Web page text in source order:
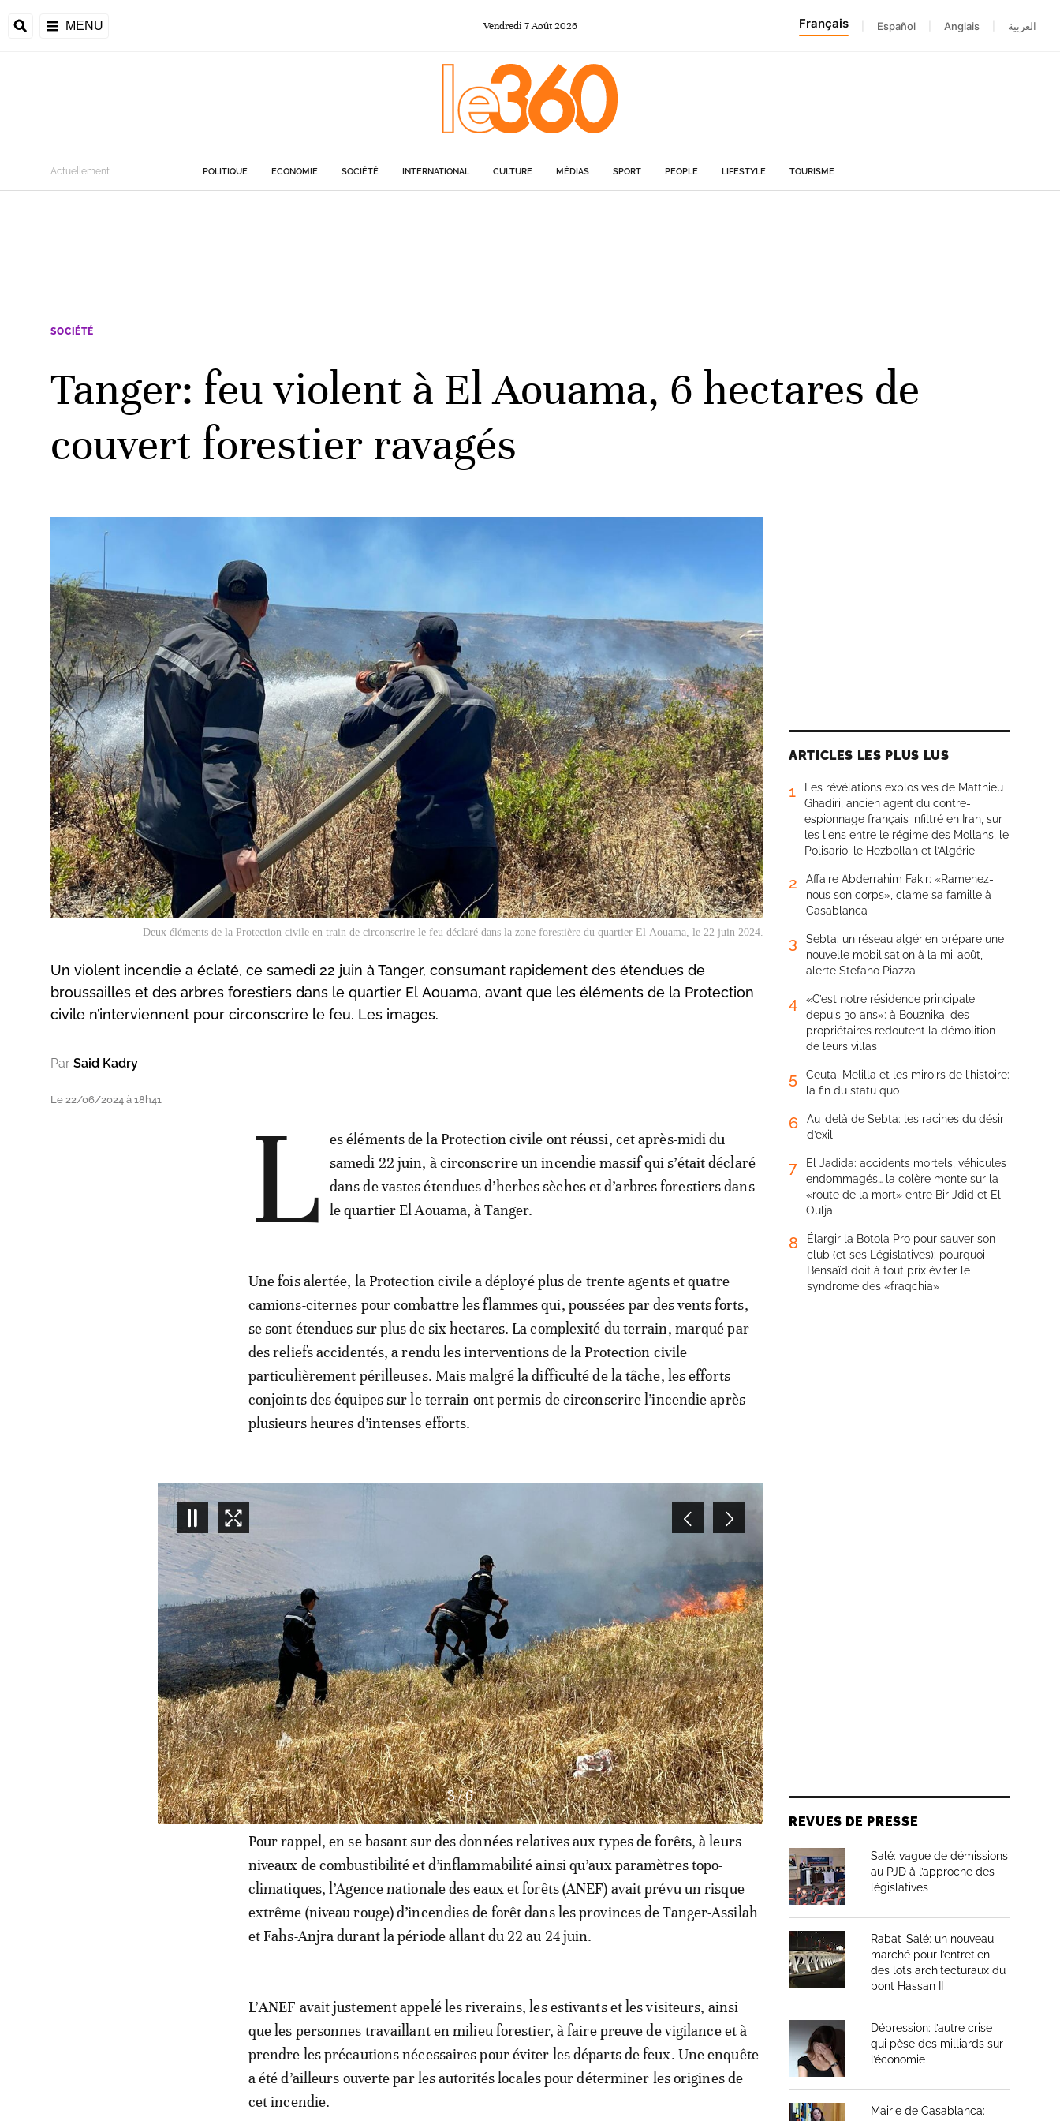
MENU Vendredi 7Août 2026 Français Español Anglais العربية
Actuellement POLITIQUE ECONOMIE SOCIÉTÉ INTERNATIONAL CULTURE MÉDIAS SPORT PEOPLE LIFESTYLE TOURISME
SOCIÉTÉ
Tanger: feu violent à El Aouama, 6 hectares de
couvert forestier ravagés
Deux éléments de la Protection civile en train de circonscrire le feu déclaré dans la zone forestière du quartier El Aouama, le 22 juin 2024.
Un violent incendie a éclaté, ce samedi 22 juin à Tanger, consumant rapidement des étendues de
broussailles et des arbres forestiers dans le quartier El Aouama, avant que les éléments de la Protection
civile n’interviennent pour circonscrire le feu. Les images.
Par Said Kadry
Le 22/06/2024 à 18h41 L
es éléments de la Protection civile ont réussi, cet après-midi du
samedi 22 juin, à circonscrire un incendie massif qui s’était déclaré
dans de vastes étendues d’herbes sèches et d’arbres forestiers dans
le quartier El Aouama, à Tanger.
Une fois alertée, la Protection civile a déployé plus de trente agents et quatre
camions-citernes pour combattre les flammes qui, poussées par des vents forts,
se sont étendues sur plus de six hectares. La complexité du terrain, marqué par
des reliefs accidentés, a rendu les interventions de la Protection civile
particulièrement périlleuses. Mais malgré la difficulté de la tâche, les efforts
conjoints des équipes sur le terrain ont permis de circonscrire l’incendie après
plusieurs heures d’intenses efforts.
3/6
Pour rappel, en se basant sur des données relatives aux types de forêts, à leurs
niveaux de combustibilité et d’inflammabilité ainsi qu’aux paramètres topo-
climatiques, l’Agence nationale des eaux et forêts (ANEF) avait prévu un risque
extrême (niveau rouge) d’incendies de forêt dans les provinces de Tanger-Assilah
et Fahs-Anjra durant la période allant du 22 au 24 juin.
L’ANEF avait justement appelé les riverains, les estivants et les visiteurs, ainsi
que les personnes travaillant en milieu forestier, à faire preuve de vigilance et à
prendre les précautions nécessaires pour éviter les départs de feux. Une enquête
a été d’ailleurs ouverte par les autorités locales pour déterminer les origines de
cet incendie.
ARTICLES LES PLUS LUS
1
Les révélations explosives de Matthieu
Ghadiri, ancien agent du contre-
espionnage français infiltré en Iran, sur
les liens entre le régime des Mollahs, le
Polisario, le Hezbollah et l’Algérie
2
Affaire Abderrahim Fakir: «Ramenez-
nous son corps», clame sa famille à
Casablanca
3
Sebta: un réseau algérien prépare une
nouvelle mobilisation à la mi-août,
alerte Stefano Piazza
4
«C’est notre résidence principale
depuis 30 ans»: à Bouznika, des
propriétaires redoutent la démolition
de leurs villas
5
Ceuta, Melilla et les miroirs de l’histoire:
la fin du statu quo
6
Au-delà de Sebta: les racines du désir
d’exil
7
El Jadida: accidents mortels, véhicules
endommagés… la colère monte sur la
«route de la mort» entre Bir Jdid et El
Oulja
8
Élargir la Botola Pro pour sauver son
club (et ses Législatives): pourquoi
Bensaïd doit à tout prix éviter le
syndrome des «fraqchia»
REVUES DE PRESSE
Salé: vague de démissions
au PJD à l’approche des
législatives
Rabat-Salé: un nouveau
marché pour l’entretien
des lots architecturaux du
pont Hassan II
Dépression: l’autre crise
qui pèse des milliards sur
l’économie
Mairie de Casablanca: